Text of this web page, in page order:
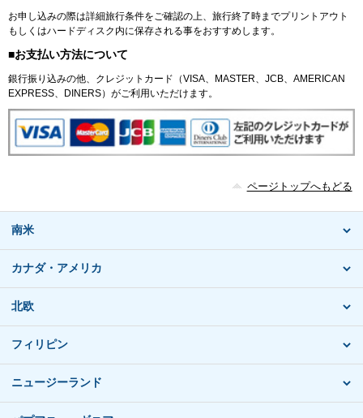
お申し込みの際は詳細旅行条件をご確認の上、旅行終了時までプリントアウト
もしくはハードディスク内に保存される事をおすすめします。
■お支払い方法について
銀行振り込みの他、クレジットカード（VISA、MASTER、JCB、AMERICAN
EXPRESS、DINERS）がご利用いただけます。
ページトップへもどる
南米
カナダ・アメリカ
北欧
フィリピン
ニュージーランド